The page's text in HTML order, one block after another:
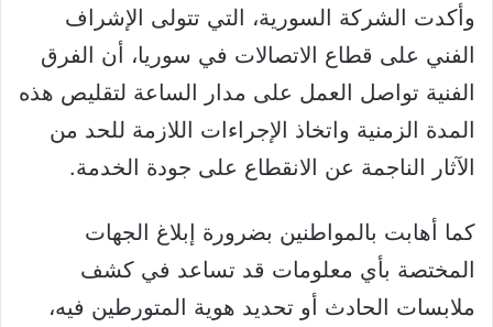
وأكدت الشركة السورية، التي تتولى الإشراف
الفني على قطاع الاتصالات في سوريا، أن الفرق
الفنية تواصل العمل على مدار الساعة لتقليص هذه
المدة الزمنية واتخاذ الإجراءات اللازمة للحد من
الآثار الناجمة عن الانقطاع على جودة الخدمة.
كما أهابت بالمواطنين بضرورة إبلاغ الجهات
المختصة بأي معلومات قد تساعد في كشف
ملابسات الحادث أو تحديد هوية المتورطين فيه،